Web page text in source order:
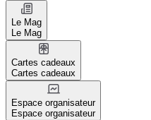
Le Mag
Le Mag
Cartes cadeaux
Cartes cadeaux
Espace organisateur
Espace organisateur